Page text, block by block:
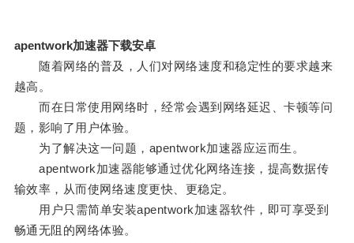
apentwork加速器下载安卓
随着网络的普及，人们对网络速度和稳定性的要求越来
越高。
而在日常使用网络时，经常会遇到网络延迟、卡顿等问
题，影响了用户体验。
为了解决这一问题，apentwork加速器应运而生。
apentwork加速器能够通过优化网络连接，提高数据传
输效率，从而使网络速度更快、更稳定。
用户只需简单安装apentwork加速器软件，即可享受到
畅通无阻的网络体验。